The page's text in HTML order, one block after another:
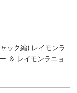
ック編) レイモンラ
＆ レイモンラニョ